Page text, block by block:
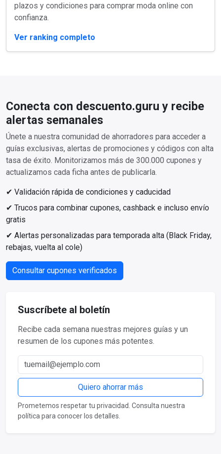
plazos y condiciones para comprar moda online con
confianza.
Ver ranking completo
Conecta con descuento.guru y recibe
alertas semanales
Únete a nuestra comunidad de ahorradores para acceder a
guías exclusivas, alertas de promociones y códigos con alta
tasa de éxito. Monitorizamos más de 300.000 cupones y
actualizamos cada ficha antes de publicarla.
✔ Validación rápida de condiciones y caducidad
✔ Trucos para combinar cupones, cashback e incluso envío
gratis
✔ Alertas personalizadas para temporada alta (Black Friday,
rebajas, vuelta al cole)
Consultar cupones verificados
Suscríbete al boletín
Recibe cada semana nuestras mejores guías y un
resumen de los cupones más potentes.
Correo electrónico
Quiero ahorrar más
Prometemos respetar tu privacidad. Consulta nuestra
política para conocer los detalles.